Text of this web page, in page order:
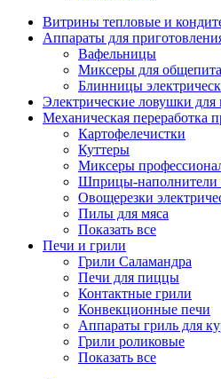
Витрины тепловые и
Аппараты для
Вафельницы
Миксеры для общепита
Блинницы
Электрические ловушки для
Механическая переработка
Картофелечистки
Куттеры
Миксеры
Шприцы-наполнители
Овощерезки
Пилы для мяса
Показать все
Печи и грили
Грили Саламандра
Печи для пиццы
Контактные грили
Конвекционные печи
Аппараты гриль для
Грили роликовые
Показать все